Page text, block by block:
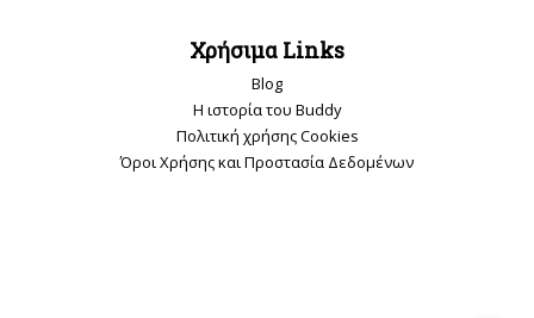
Χρήσιμα Links
Blog
Η ιστορία του Buddy
Πολιτική χρήσης Cookies
Όροι Χρήσης και Προστασία Δεδομένων